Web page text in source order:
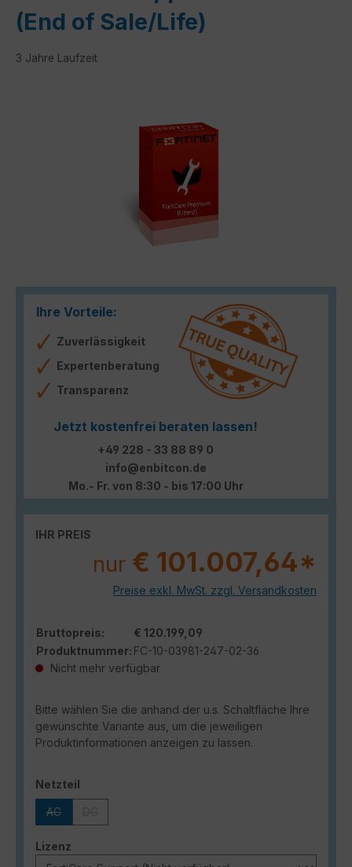
(End of Sale/Life)
3 Jahre Laufzeit
Ihre Vorteile:
Zuverlässigkeit
Expertenberatung
Transparenz
Jetzt kostenfrei beraten lassen!
+49 228 - 33 88 89 0
info@enbitcon.de
Mo.- Fr. von 8:30 - bis 17:00 Uhr
IHR PREIS
nur € 101.007,64*
Preise exkl. MwSt. zzgl. Versandkosten
Bruttopreis:
€ 120.199,09
Produktnummer: FC-10-03981-247-02-36
Nicht mehr verfügbar
Bitte wählen Sie die anhand der u.s. Schaltfläche Ihre
gewünschte Variante aus, um die jeweiligen
Produktinformationen anzeigen zu lassen.
Netzteil
AC
Lizenz